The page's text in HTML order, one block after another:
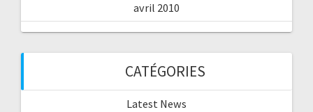
avril 2010
CATÉGORIES
Latest News